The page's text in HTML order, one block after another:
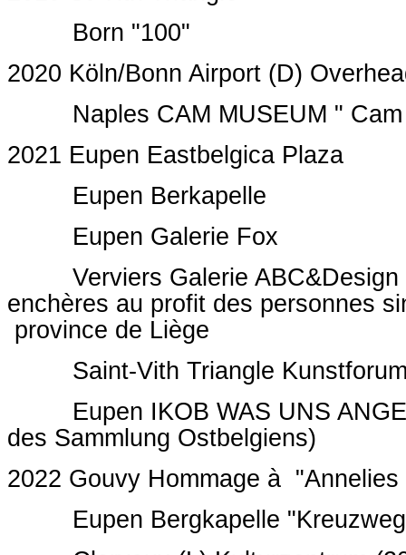
Born "100"
2020 Köln/Bonn Airport (D)
Naples CAM MUSEUM " Cam
2021 Eupen Eastbelgica Plaza
Eupen Berkapelle
Eupen Galerie Fox
Verviers Galerie ABC&Design
enchères au profit des
province de Liège
Saint-Vith Triangle
Eupen IKOB WAS UNS
des Sammlung Ostbelgiens)
2022 Gouvy Hommage à "Annelies
Eupen Bergkapelle "Kreuzweg